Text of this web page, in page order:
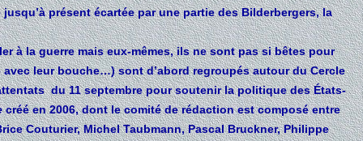
présent écartée par une partie des Bilderbergers, la
à la guerre mais eux-mêmes, ils ne sont pas si bêtes pour
leur bouche…) sont d’abord regroupés autour duCercle
du 11 septembre pour soutenir la politique des États-
créé en 2006, dont le comité de rédaction est composé entre
Couturier, Michel Taubmann, Pascal Bruckner, Philippe